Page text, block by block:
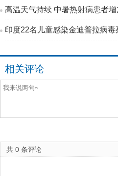
高温天气持续 中暑热射病患者
印度22名儿童感染金迪普拉病毒
相关评论
共 0 条评论